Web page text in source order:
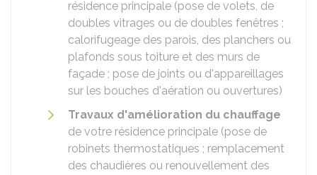
résidence principale (pose de volets, de
doubles vitrages ou de doubles fenêtres ;
calorifugeage des parois, des planchers ou
plafonds sous toiture et des murs de
façade ; pose de joints ou d'appareillages
sur les bouches d'aération ou ouvertures)
Travaux d'amélioration du chauffage
de votre résidence principale (pose de
robinets thermostatiques ; remplacement
des chaudières ou renouvellement des